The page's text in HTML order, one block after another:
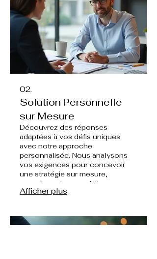
02.
Solution Personnelle
sur Mesure
Découvrez des réponses
adaptées à vos défis uniques
avec notre approche
personnalisée. Nous analysons
vos exigences pour concevoir
une stratégie sur mesure,
garantissant une parfaite
adéquation avec vos attentes.
besoins.
Afficher plus